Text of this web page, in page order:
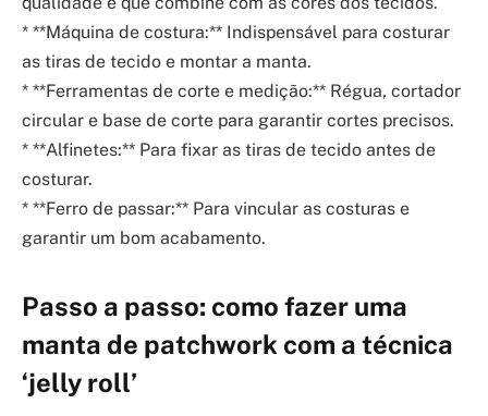
* **Máquina de costura:** Indispensável para costurar
as tiras de tecido e montar a manta.
* **Ferramentas de corte e medição:** Régua, cortador
circular e base de corte para garantir cortes precisos.
* **Alfinetes:** Para fixar as tiras de tecido antes de
costurar.
* **Ferro de passar:** Para vincular as costuras e
garantir um bom acabamento.
Passo a passo: como fazer uma
manta de patchwork com a técnica
‘jelly roll’